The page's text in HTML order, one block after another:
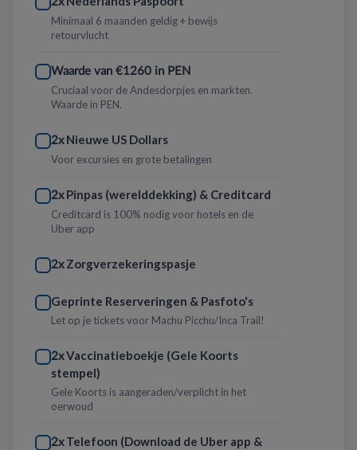
Minimaal 6 maanden geldig + bewijs
retourvlucht
Waarde van €1260 in PEN
Cruciaal voor de Andesdorpjes en markten.
Waarde in PEN.
2xNieuwe US Dollars
Voor excursies en grote betalingen
2xPinpas (werelddekking) & Creditcard
Creditcard is 100% nodig voor hotels en de
Uber app
2xZorgverzekeringspasje
Geprinte Reserveringen & Pasfoto's
Let op je tickets voor Machu Picchu/Inca Trail!
2xVaccinatieboekje (Gele Koorts
stempel)
Gele Koorts is aangeraden/verplicht in het
oerwoud
2xTelefoon (Download de Uber app &